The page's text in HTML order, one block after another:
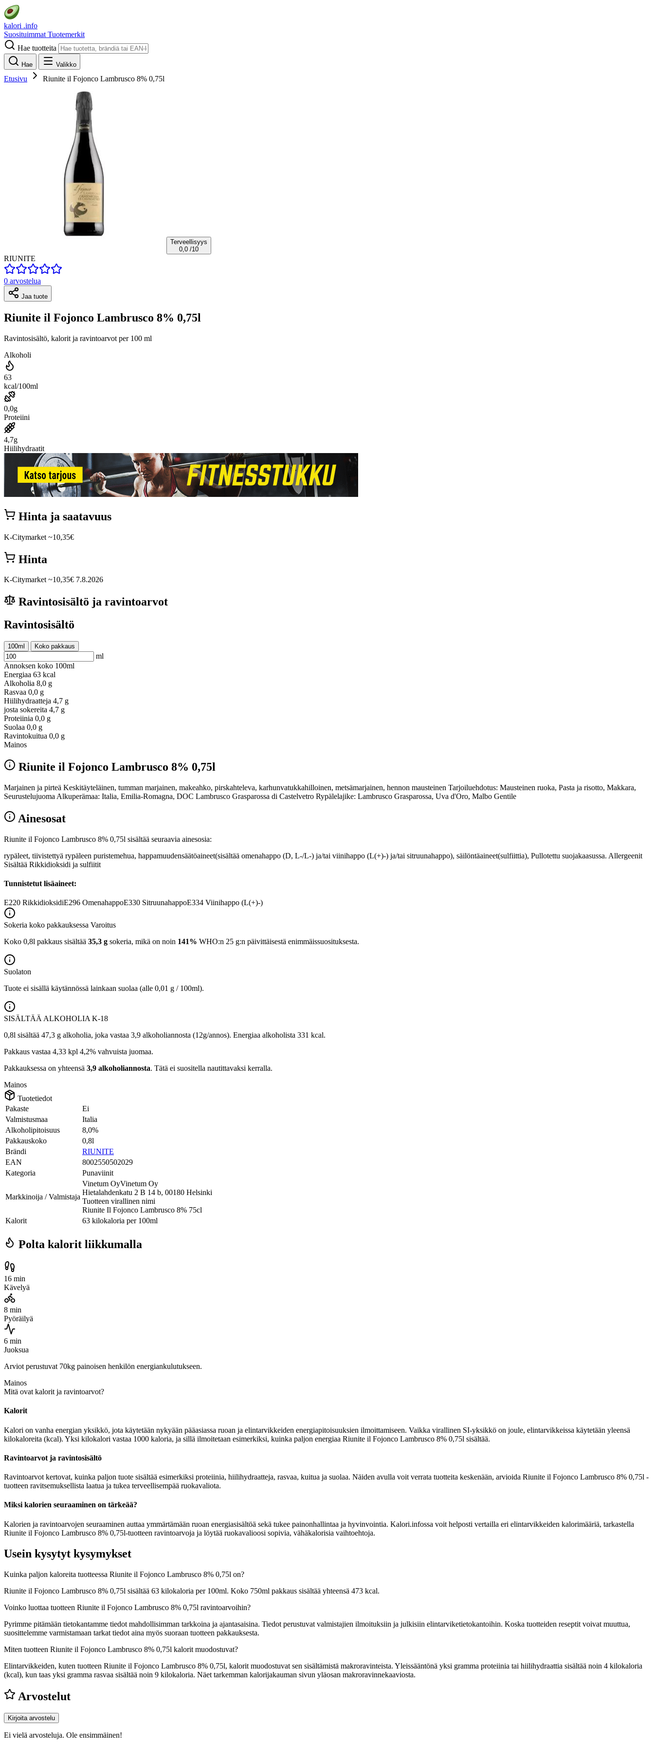
kalori .info
Suosituimmat Tuotemerkit
Hae tuotteita
Hae Valikko
Etusivu Riunite il Fojonco Lambrusco 8% 0,75l
Terveellisyys
0,0 /10
RIUNITE
0 arvostelua
Jaa tuote
Riunite il Fojonco Lambrusco 8% 0,75l
Ravintosisältö, kalorit ja ravintoarvot per 100 ml
Alkoholi
63
kcal/100ml
0,0g
Proteiini
4,7g
Hiilihydraatit
Hinta ja saatavuus
K-Citymarket ~10,35€
Hinta
K-Citymarket ~10,35€ 7.8.2026
Ravintosisältö ja ravintoarvot
Ravintosisältö
100ml Koko pakkaus
ml
Annoksen koko 100ml
Energiaa 63 kcal
Alkoholia 8,0 g
Rasvaa 0,0 g
Hiilihydraatteja 4,7 g
josta sokereita 4,7 g
Proteiinia 0,0 g
Suolaa 0,0 g
Ravintokuitua 0,0 g
Mainos
Riunite il Fojonco Lambrusco 8% 0,75l
Marjainen ja pirteä Keskitäyteläinen, tumman marjainen, makeahko, pirskahteleva, karhunvatukkahilloinen, metsämarjainen, hennon mausteinen Tarjoiluehdotus: Mausteinen ruoka, Pasta ja risotto, Makkara,
Seurustelujuoma Alkuperämaa: Italia, Emilia-Romagna, DOC Lambrusco Grasparossa di Castelvetro Rypälelajike: Lambrusco Grasparossa, Uva d'Oro, Malbo Gentile
Ainesosat
Riunite il Fojonco Lambrusco 8% 0,75l sisältää seuraavia ainesosia:
rypäleet, tiivistettyä rypäleen puristemehua, happamuudensäätöaineet(sisältää omenahappo (D, L-/L-) ja/tai viinihappo (L(+)-) ja/tai sitruunahappo), säilöntäaineet(sulfiittia), Pullotettu suojakaasussa. Allergeenit
Sisältää Rikkidioksidi ja sulfiitit
Tunnistetut lisäaineet:
E220 RikkidioksidiE296 OmenahappoE330 SitruunahappoE334 Viinihappo (L(+)-)
Sokeria koko pakkauksessa Varoitus
Koko 0,8l pakkaus sisältää 35,3 g sokeria, mikä on noin 141% WHO:n 25 g:n päivittäisestä enimmäissuosituksesta.
Suolaton
Tuote ei sisällä käytännössä lainkaan suolaa (alle 0,01 g / 100ml).
SISÄLTÄÄ ALKOHOLIA K-18
0,8l sisältää 47,3 g alkoholia, joka vastaa 3,9 alkoholiannosta (12g/annos). Energiaa alkoholista 331 kcal.
Pakkaus vastaa 4,33 kpl 4,2% vahvuista juomaa.
Pakkauksessa on yhteensä 3,9 alkoholiannosta. Tätä ei suositella nautittavaksi kerralla.
Mainos
Tuotetiedot
Pakaste
Ei
Valmistusmaa
Italia
Alkoholipitoisuus
8,0%
Pakkauskoko
0,8l
Brändi
RIUNITE
EAN
8002550502029
Kategoria
Punaviinit
Markkinoija / Valmistaja
Vinetum OyVinetum Oy
Hietalahdenkatu 2 B 14 b, 00180 Helsinki
Tuotteen virallinen nimi
Riunite Il Fojonco Lambrusco 8% 75cl
Kalorit
63 kilokaloria per 100ml
Polta kalorit liikkumalla
16 min
Kävelyä
8 min
Pyöräilyä
6 min
Juoksua
Arviot perustuvat 70kg painoisen henkilön energiankulutukseen.
Mainos
Mitä ovat kalorit ja ravintoarvot?
Kalorit
Kalori on vanha energian yksikkö, jota käytetään nykyään pääasiassa ruoan ja elintarvikkeiden energiapitoisuuksien ilmoittamiseen. Vaikka virallinen SI-yksikkö on joule, elintarvikkeissa käytetään yleensä
kilokaloreita (kcal). Yksi kilokalori vastaa 1000 kaloria, ja sillä ilmoitetaan esimerkiksi, kuinka paljon energiaa Riunite il Fojonco Lambrusco 8% 0,75l sisältää.
Ravintoarvot ja ravintosisältö
Ravintoarvot kertovat, kuinka paljon tuote sisältää esimerkiksi proteiinia, hiilihydraatteja, rasvaa, kuitua ja suolaa. Näiden avulla voit verrata tuotteita keskenään, arvioida Riunite il Fojonco Lambrusco 8% 0,75l -
tuotteen ravitsemuksellista laatua ja tukea terveellisempää ruokavaliota.
Miksi kalorien seuraaminen on tärkeää?
Kalorien ja ravintoarvojen seuraaminen auttaa ymmärtämään ruoan energiasisältöä sekä tukee painonhallintaa ja hyvinvointia. Kalori.infossa voit helposti vertailla eri elintarvikkeiden kalorimääriä, tarkastella
Riunite il Fojonco Lambrusco 8% 0,75l-tuotteen ravintoarvoja ja löytää ruokavalioosi sopivia, vähäkalorisia vaihtoehtoja.
Usein kysytyt kysymykset
Kuinka paljon kaloreita tuotteessa Riunite il Fojonco Lambrusco 8% 0,75l on?
Riunite il Fojonco Lambrusco 8% 0,75l sisältää 63 kilokaloria per 100ml. Koko 750ml pakkaus sisältää yhteensä 473 kcal.
Voinko luottaa tuotteen Riunite il Fojonco Lambrusco 8% 0,75l ravintoarvoihin?
Pyrimme pitämään tietokantamme tiedot mahdollisimman tarkkoina ja ajantasaisina. Tiedot perustuvat valmistajien ilmoituksiin ja julkisiin elintarviketietokantoihin. Koska tuotteiden reseptit voivat muuttua,
suosittelemme varmistamaan tarkat tiedot aina myös suoraan tuotteen pakkauksesta.
Miten tuotteen Riunite il Fojonco Lambrusco 8% 0,75l kalorit muodostuvat?
Elintarvikkeiden, kuten tuotteen Riunite il Fojonco Lambrusco 8% 0,75l, kalorit muodostuvat sen sisältämistä makroravinteista. Yleissääntönä yksi gramma proteiinia tai hiilihydraattia sisältää noin 4 kilokaloria
(kcal), kun taas yksi gramma rasvaa sisältää noin 9 kilokaloria. Näet tarkemman kalorijakauman sivun yläosan makroravinnekaaviosta.
Arvostelut
Kirjoita arvostelu
Ei vielä arvosteluja. Ole ensimmäinen!